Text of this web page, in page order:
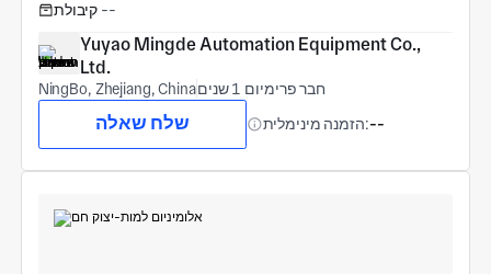
קיבולת --
Yuyao Mingde Automation Equipment Co.,
Ltd.
NingBo, Zhejiang, China חבר פרימיום 1 שנים
שלח שאלה הזמנה מינימלית:--